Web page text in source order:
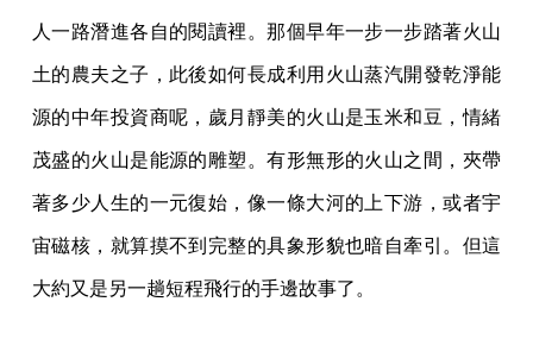
人一路潛進各自的閱讀裡。那個早年一步一步踏著火山
土的農夫之子，此後如何長成利用火山蒸汽開發乾淨能
源的中年投資商呢，歲月靜美的火山是玉米和豆，情緒
茂盛的火山是能源的雕塑。有形無形的火山之間，夾帶
著多少人生的一元復始，像一條大河的上下游，或者宇
宙磁核，就算摸不到完整的具象形貌也暗自牽引。但這
大約又是另一趟短程飛行的手邊故事了。